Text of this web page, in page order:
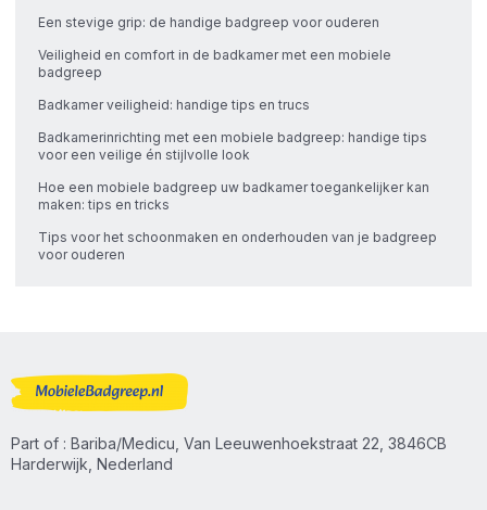
Een stevige grip: de handige badgreep voor ouderen
Veiligheid en comfort in de badkamer met een mobiele
badgreep
Badkamer veiligheid: handige tips en trucs
Badkamerinrichting met een mobiele badgreep: handige tips
voor een veilige én stijlvolle look
Hoe een mobiele badgreep uw badkamer toegankelijker kan
maken: tips en tricks
Tips voor het schoonmaken en onderhouden van je badgreep
voor ouderen
Part of : Bariba/Medicu, Van Leeuwenhoekstraat 22, 3846CB
Harderwijk, Nederland